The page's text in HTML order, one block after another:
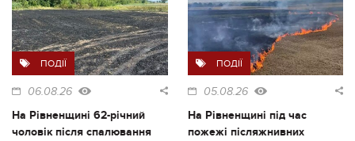
ПОДІЇ
06.08.26
На Рівненщині 62-річний
чоловік після спалювання
ПОДІЇ
05.08.26
На Рівненщині під час
пожежі післяжнивних